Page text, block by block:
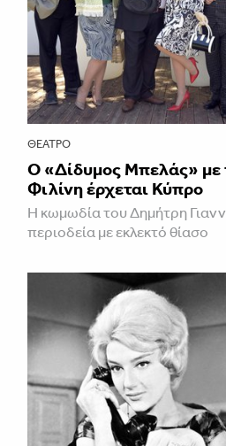
ΘΈΑΤΡΟ
Ο «Δίδυμος Μπελάς» με
Φιλίνη έρχεται Κύπρο
Η κωμωδία του Δημήτρη
περιοδεία με εκλεκτό θίασο